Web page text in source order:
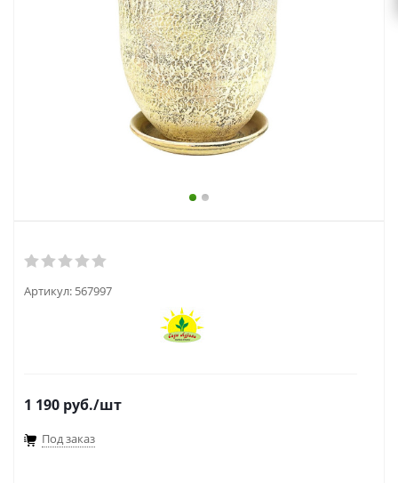
zakaz@topcvetok.ru
Артикул: 567997
1 190 руб./шт
Под заказ